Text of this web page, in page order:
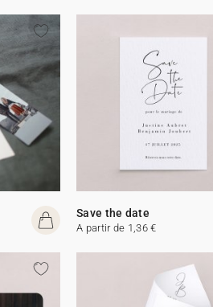
Save the date
A partir de 1,36 €